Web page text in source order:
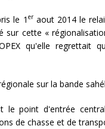
le 1 eraout 2014 le relai
sur cette «
qu'elle regrettait
sur la bande
le point d'entrée
de chasse et de